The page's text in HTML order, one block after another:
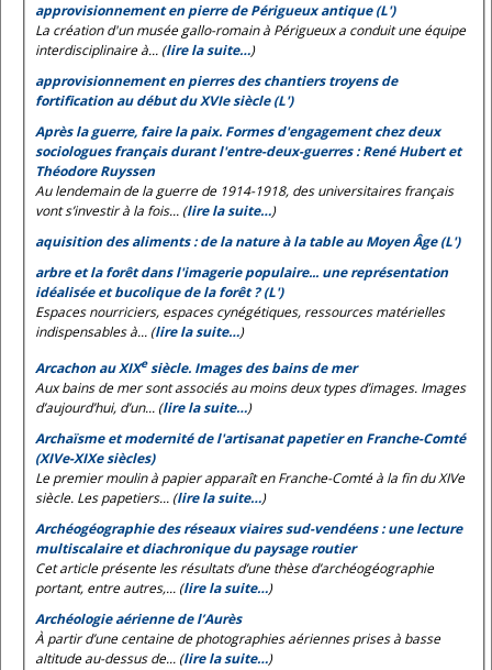
approvisionnement en pierre de Périgueux antique (L')
La création d'un musée gallo-romain à Périgueux a conduit une équipe
interdisciplinaire à... (lire la suite…)
approvisionnement en pierres des chantiers troyens de
fortification au début du XVIe siècle (L')
Après la guerre, faire la paix. Formes d'engagement chez deux
sociologues français durant l'entre-deux-guerres : René Hubert et
Théodore Ruyssen
Au lendemain de la guerre de 1914-1918, des universitaires français
vont s’investir à la fois... (lire la suite…)
aquisition des aliments : de la nature à la table au Moyen Âge (L')
arbre et la forêt dans l'imagerie populaire... une représentation
idéalisée et bucolique de la forêt ? (L')
Espaces nourriciers, espaces cynégétiques, ressources matérielles
indispensables à... (lire la suite…)
Arcachon au XIXesiècle. Images des bains de mer
Aux bains de mer sont associés au moins deux types d’images. Images
d’aujourd’hui, d’un... (lire la suite…)
Archaïsme et modernité de l'artisanat papetier en Franche-Comté
(XIVe-XIXe siècles)
Le premier moulin à papier apparaît en Franche-Comté à la fin du XIVe
siècle. Les papetiers... (lire la suite…)
Archéogéographie des réseaux viaires sud-vendéens : une lecture
multiscalaire et diachronique du paysage routier
Cet article présente les résultats d’une thèse d’archéogéographie
portant, entre autres,... (lire la suite…)
Archéologie aérienne de l’Aurès
À partir d’une centaine de photographies aériennes prises à basse
altitude au-dessus de... (lire la suite…)